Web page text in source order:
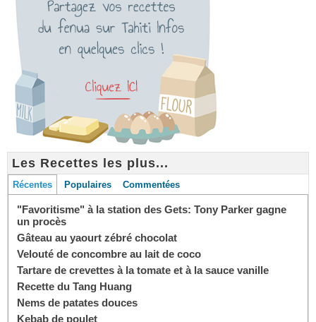
Les Recettes les plus...
Récentes Populaires Commentées
"Favoritisme" à la station des Gets: Tony Parker gagne
un procès
Gâteau au yaourt zébré chocolat
Velouté de concombre au lait de coco
Tartare de crevettes à la tomate et à la sauce vanille
Recette du Tang Huang
Nems de patates douces
Kebab de poulet